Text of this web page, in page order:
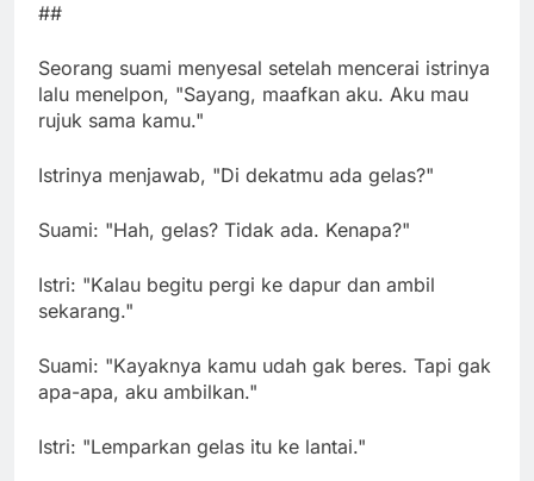
##
Seorang suami menyesal setelah mencerai istrinya
lalu menelpon, "Sayang, maafkan aku. Aku mau
rujuk sama kamu."
Istrinya menjawab, "Di dekatmu ada gelas?"
Suami: "Hah, gelas? Tidak ada. Kenapa?"
Istri: "Kalau begitu pergi ke dapur dan ambil
sekarang."
Suami: "Kayaknya kamu udah gak beres. Tapi gak
apa-apa, aku ambilkan."
Istri: "Lemparkan gelas itu ke lantai."